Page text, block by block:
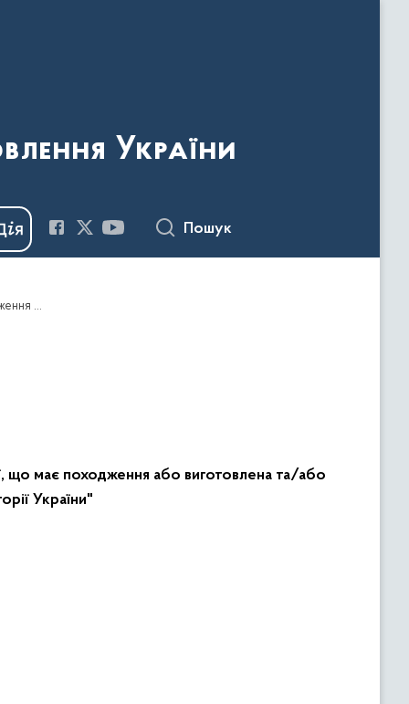
України
Пошук
Наказ Держкомтелерадіо від 03.04.2018 №201 "Про видачу дозволів на ввезення видавничої продукції, що має походження або виготовлена та/або ввозиться з території держави-агресора, тимчасово окупованої території України"
що має походження або виготовлена та/або
України"